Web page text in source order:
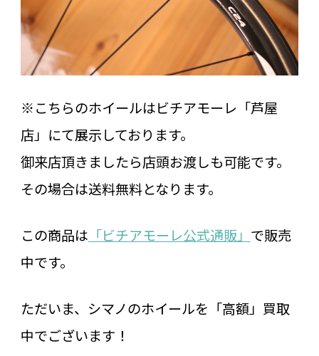
※こちらのホイールはビチアモーレ「芦屋
店」にて展示しております。
御来店頂きましたら店頭お渡しも可能です。
その場合は送料無料となります。
この商品は 「ビチアモーレ公式通販」 で販売
中です。
ただいま、シマノのホイールを「高額」買取
中でございます！